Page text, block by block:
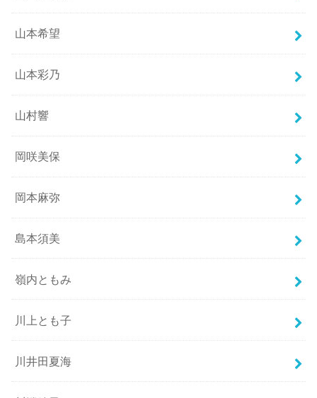
山本希望
山本彩乃
山村響
岡咲美保
岡本麻弥
島本須美
嶺内ともみ
川上とも子
川井田夏海